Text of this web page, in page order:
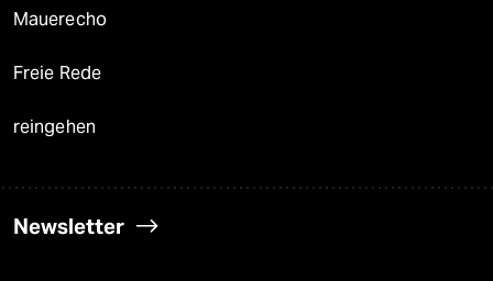
Mauerecho
Freie Rede
reingehen
Newsletter